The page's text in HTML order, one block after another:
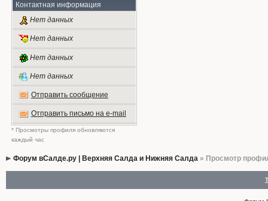
Контактная информация
Нет данных
Нет данных
Нет данных
Нет данных
Отправить сообщение
Отправить письмо на e-mail
* Просмотры профиля обновляются
каждый час
Форум вСалде.ру | Верхняя Салда и Нижняя Салда» Просмотр